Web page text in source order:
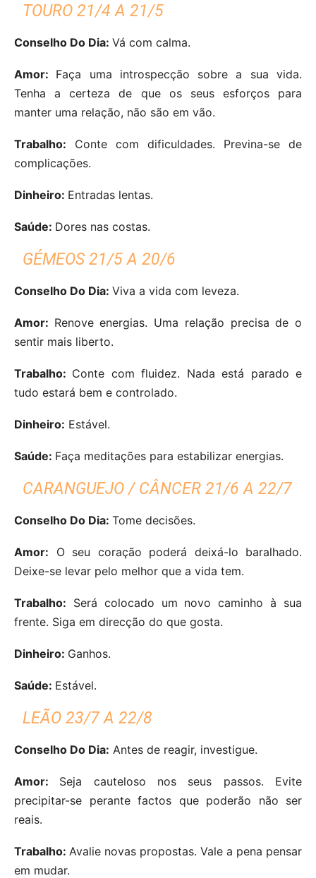
TOURO 21/4 A 21/5
Conselho Do Dia: Vá com calma.
Amor: Faça uma introspecção sobre a sua vida.
Tenha a certeza de que os seus esforços para
manter uma relação, não são em vão.
Trabalho: Conte com dificuldades. Previna-se de
complicações.
Dinheiro: Entradas lentas.
Saúde: Dores nas costas.
GÉMEOS 21/5 A 20/6
Conselho Do Dia: Viva a vida com leveza.
Amor: Renove energias. Uma relação precisa de o
sentir mais liberto.
Trabalho: Conte com fluidez. Nada está parado e
tudo estará bem e controlado.
Dinheiro: Estável.
Saúde: Faça meditações para estabilizar energias.
CARANGUEJO / CÂNCER 21/6 A 22/7
Conselho Do Dia: Tome decisões.
Amor: O seu coração poderá deixá-lo baralhado.
Deixe-se levar pelo melhor que a vida tem.
Trabalho: Será colocado um novo caminho à sua
frente. Siga em direcção do que gosta.
Dinheiro: Ganhos.
Saúde: Estável.
LEÃO 23/7 A 22/8
Conselho Do Dia: Antes de reagir, investigue.
Amor: Seja cauteloso nos seus passos. Evite
precipitar-se perante factos que poderão não ser
reais.
Trabalho: Avalie novas propostas. Vale a pena pensar
em mudar.